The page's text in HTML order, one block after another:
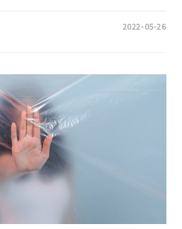
2022-05-26